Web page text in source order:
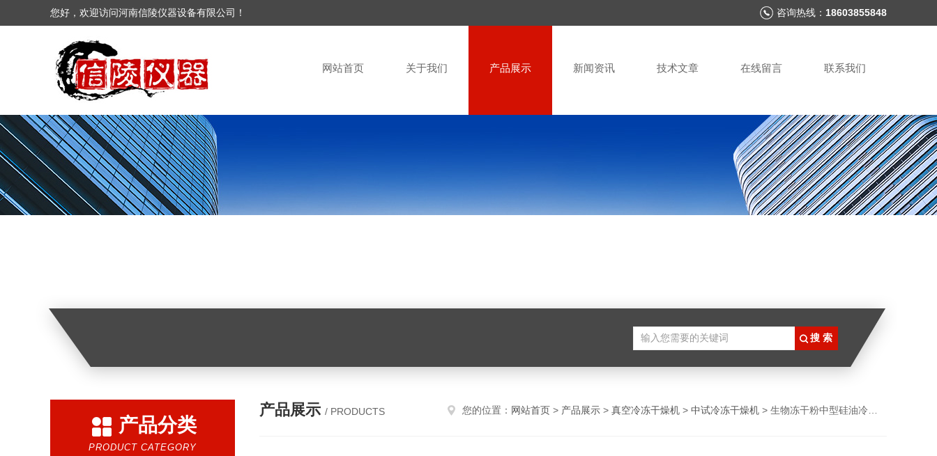
您好，欢迎访问河南信陵仪器设备有限公司！ 咨询热线： 18603855848
网站首页 关于我们 产品展示 新闻资讯 技术文章 在线留言 联系我们
产品分类
PRODUCT CATEGORY
产品展示 / PRODUCTS 您的位置： 网站首页 > 产品展示 > 真空冷冻干燥机 > 中试冷冻干燥机 > 生物冻干粉中型硅油冷冻干燥机LGJ-50F